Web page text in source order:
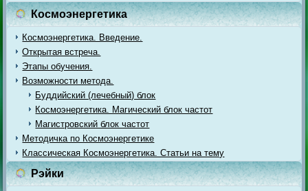
Космоэнергетика
Космоэнергетика. Введение.
Открытая встреча.
Этапы обучения.
Возможности метода.
Буддийский (лечебный) блок
Космоэнергетика. Магический блок частот
Магистровский блок частот
Методичка по Космоэнергетике
Классическая Космоэнергетика. Статьи на тему
Рэйки